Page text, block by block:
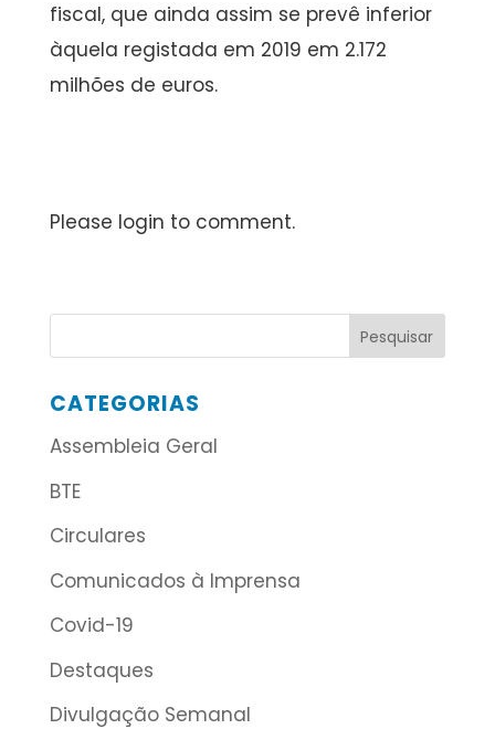
fiscal, que ainda assim se prevê inferior
àquela registada em 2019 em 2.172
milhões de euros.
Please login to comment.
CATEGORIAS
Assembleia Geral
BTE
Circulares
Comunicados à Imprensa
Covid-19
Destaques
Divulgação Semanal